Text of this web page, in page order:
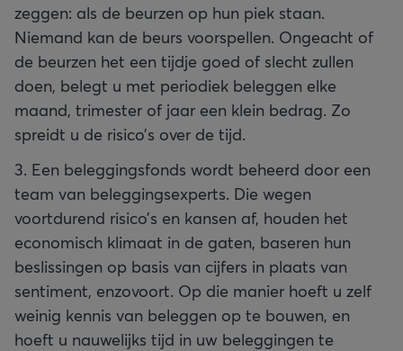
zeggen: als de beurzen op hun piek staan.
Niemand kan de beurs voorspellen. Ongeacht of
de beurzen het een tijdje goed of slecht zullen
doen, belegt u met periodiek beleggen elke
maand, trimester of jaar een klein bedrag. Zo
spreidt u de risico’s over de tijd.
3. Een beleggingsfonds wordt beheerd door een
team van beleggingsexperts. Die wegen
voortdurend risico’s en kansen af, houden het
economisch klimaat in de gaten, baseren hun
beslissingen op basis van cijfers in plaats van
sentiment, enzovoort. Op die manier hoeft u zelf
weinig kennis van beleggen op te bouwen, en
hoeft u nauwelijks tijd in uw beleggingen te